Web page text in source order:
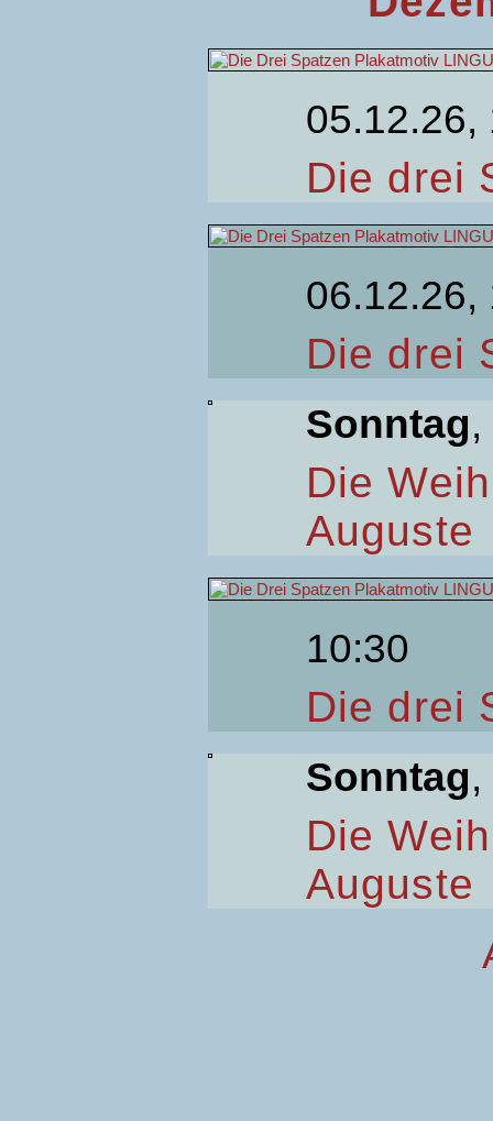
05.12.26,
Die drei
06.12.26,
Die drei
Sonntag
Die
Auguste
10:30
Die drei
Sonntag
Die
Auguste